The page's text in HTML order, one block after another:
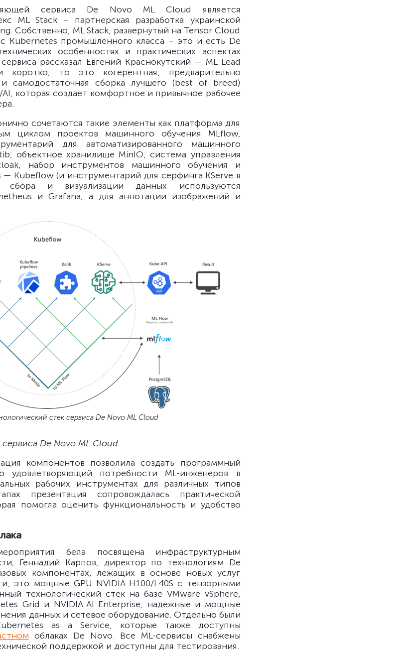
сервиса De Novo ML Cloud является
ML Stack – партнерская разработка украинской
Собственно, ML Stack, развернутый на Tensor Cloud
Kubernetes промышленного класса – это и есть De
особенностях и практических аспектах
рассказал Евгений Краснокутский — ML Lead
коротко, то это когерентная, предварительно
и самодостаточная сборка лучшего (best of breed)
которая создает комфортное и привычное рабочее
сочетаются такие элементы как платформа для
циклом проектов машинного обучения MLflow,
для автоматизированного машинного
объектное хранилище MinIO, система управления
набор инструментов машинного обучения и
— Kubeflow (и инструментарий для серфинга KServe в
и визуализации данных используются
и Grafana, а для аннотации изображений и
стек сервиса De Novo ML Cloud
сервиса De Novo ML Cloud
компонентов позволила создать программный
удовлетворяющий потребности ML-инженеров в
рабочих инструментах для различных типов
презентация сопровождалась практической
помогла оценить функциональность и удобство
бела посвящена инфраструктурным
Геннадий Карпов, директор по технологиям De
компонентах, лежащих в основе новых услуг
это мощные GPU NVIDIA H100/L40S с тензорными
технологический стек на базе VMware vSphere,
Grid и NVIDIA AI Enterprise, надежные и мощные
данных и сетевое оборудование. Отдельно были
as a Service, которые также доступны
облаках De Novo. Все ML-сервисы снабжены
поддержкой и доступны для тестирования.